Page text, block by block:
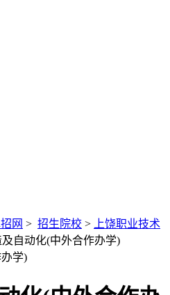
网 > 招生院校 >
上饶职业技术
自动化(中外合作办学)
学)